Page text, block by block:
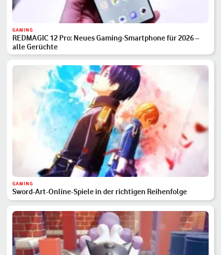
GAMING
REDMAGIC 12 Pro: Neues Gaming-Smartphone für 2026 –
alle Gerüchte
GAMING
Sword-Art-Online-Spiele in der richtigen Reihenfolge